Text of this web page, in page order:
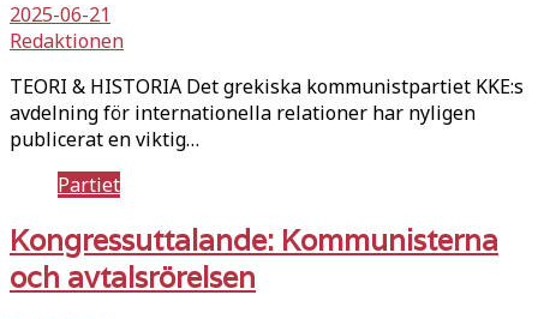
2025-06-21
Redaktionen
TEORI & HISTORIA Det grekiska kommunistpartiet KKE:s
avdelning för internationella relationer har nyligen
publicerat en viktig…
Partiet
Kongressuttalande: Kommunisterna
och avtalsrörelsen